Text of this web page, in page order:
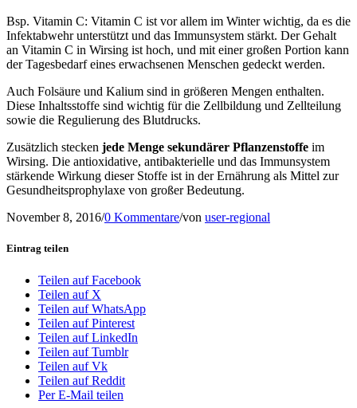
Bsp. Vitamin C: Vitamin C ist vor allem im Winter wichtig, da es die
Infektabwehr unterstützt und das Immunsystem stärkt. Der Gehalt
an Vitamin C in Wirsing ist hoch, und mit einer großen Portion kann
der Tagesbedarf eines erwachsenen Menschen gedeckt werden.
Auch Folsäure und Kalium sind in größeren Mengen enthalten.
Diese Inhaltsstoffe sind wichtig für die Zellbildung und Zellteilung
sowie die Regulierung des Blutdrucks.
Zusätzlich stecken jede Menge sekundärer Pflanzenstoffe im
Wirsing. Die antioxidative, antibakterielle und das Immunsystem
stärkende Wirkung dieser Stoffe ist in der Ernährung als Mittel zur
Gesundheitsprophylaxe von großer Bedeutung.
November 8, 2016/0 Kommentare/von user-regional
Eintrag teilen
Teilen auf Facebook
Teilen auf X
Teilen auf WhatsApp
Teilen auf Pinterest
Teilen auf LinkedIn
Teilen auf Tumblr
Teilen auf Vk
Teilen auf Reddit
Per E-Mail teilen